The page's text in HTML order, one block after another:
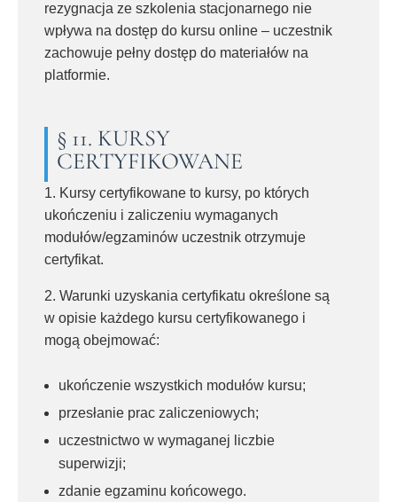
rezygnacja ze szkolenia stacjonarnego nie
wpływa na dostęp do kursu online – uczestnik
zachowuje pełny dostęp do materiałów na
platformie.
§ 11. KURSY
CERTYFIKOWANE
1. Kursy certyfikowane to kursy, po których
ukończeniu i zaliczeniu wymaganych
modułów/egzaminów uczestnik otrzymuje
certyfikat.
2. Warunki uzyskania certyfikatu określone są
w opisie każdego kursu certyfikowanego i
mogą obejmować:
ukończenie wszystkich modułów kursu;
przesłanie prac zaliczeniowych;
uczestnictwo w wymaganej liczbie
superwizji;
zdanie egzaminu końcowego.